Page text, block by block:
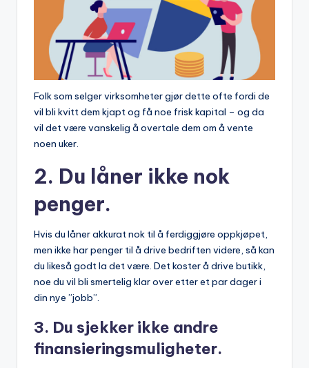
Folk som selger virksomheter gjør dette ofte fordi de
vil bli kvitt dem kjapt og få noe frisk kapital – og da
vil det være vanskelig å overtale dem om å vente
noen uker.
2. Du låner ikke nok
penger.
Hvis du låner akkurat nok til å ferdiggjøre oppkjøpet,
men ikke har penger til å drive bedriften videre, så kan
du likeså godt la det være. Det koster å drive butikk,
noe du vil bli smertelig klar over etter et par dager i
din nye ”jobb”.
3. Du sjekker ikke andre
finansieringsmuligheter.